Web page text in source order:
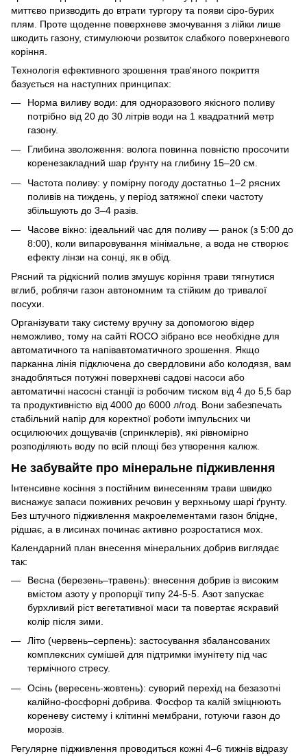
миттєво призводить до втрати тургору та появи сіро-бурих
плям. Проте щоденне поверхневе змочування з лійки лише
шкодить газону, стимулюючи розвиток слабкого поверхневого
коріння.
Технологія ефективного зрошення трав'яного покриття
базується на наступних принципах:
Норма виливу води: для одноразового якісного поливу
потрібно від 20 до 30 літрів води на 1 квадратний метр
газону.
Глибина зволоження: волога повинна повністю просочити
коренезакладний шар ґрунту на глибину 15–20 см.
Частота поливу: у помірну погоду достатньо 1–2 рясних
поливів на тиждень, у період затяжної спеки частоту
збільшують до 3–4 разів.
Часове вікно: ідеальний час для поливу — ранок (з 5:00 до
8:00), коли випаровування мінімальне, а вода не створює
ефекту лінзи на сонці, як в обід.
Рясний та рідкісний полив змушує коріння трави тягнутися
вглиб, роблячи газон автономним та стійким до тривалої
посухи.
Організувати таку систему вручну за допомогою відер
неможливо, тому на сайті ROCO зібрано все необхідне для
автоматичного та напівавтоматичного зрошення. Якщо
парканна лінія підключена до свердловини або колодязя, вам
знадобляться потужні поверхневі садові насоси або
автоматичні насосні станції із робочим тиском від 4 до 5,5 бар
та продуктивністю від 4000 до 6000 л/год. Вони забезпечать
стабільний напір для коректної роботи імпульсних чи
осцилюючих дощувачів (спринклерів), які рівномірно
розподіляють воду по всій площі без утворення калюж.
Не забувайте про мінеральне підживлення
Інтенсивне косіння з постійним винесенням трави швидко
виснажує запаси поживних речовин у верхньому шарі ґрунту.
Без штучного підживлення макроелементами газон блідне,
рідшає, а в лисинах починає активно розростатися мох.
Календарний план внесення мінеральних добрив виглядає
так:
Весна (березень–травень): внесення добрив із високим
вмістом азоту у пропорції типу 24-5-5. Азот запускає
бурхливий ріст вегетативної маси та повертає яскравий
колір після зими.
Літо (червень–серпень): застосування збалансованих
комплексних сумішей для підтримки імунітету під час
термічного стресу.
Осінь (вересень-жовтень): суворий перехід на безазотні
калійно-фосфорні добрива. Фосфор та калій зміцнюють
кореневу систему і клітинні мембрани, готуючи газон до
морозів.
Регулярне підживлення проводиться кожні 4–6 тижнів відразу